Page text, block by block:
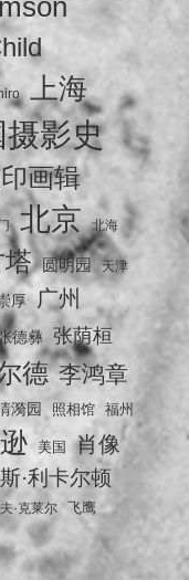
上海
摄影史
画辑
北京 北海
塔 圆明园 天津
厚 广州
德彝 张荫桓
德 李鸿章
漪园 照相馆 福州
美国 肖像
·利卡尔顿
·克莱尔 飞鹰